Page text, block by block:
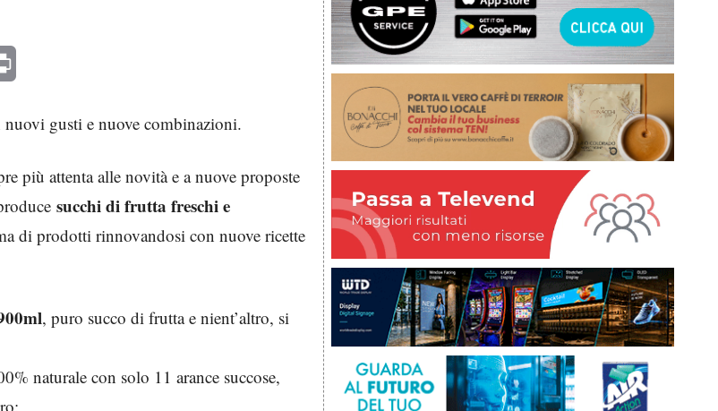
gusti e nuove combinazioni.
più attenta alle novità e a nuove proposte
succhi di frutta freschi e
di prodotti rinnovandosi con nuove ricette
, puro succo di frutta e nient’altro, si
naturale con solo 11 arance succose,